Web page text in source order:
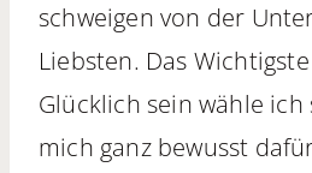
schweigen von der
Liebsten. Das
Glücklich sein wähle ich
mich ganz bewusst